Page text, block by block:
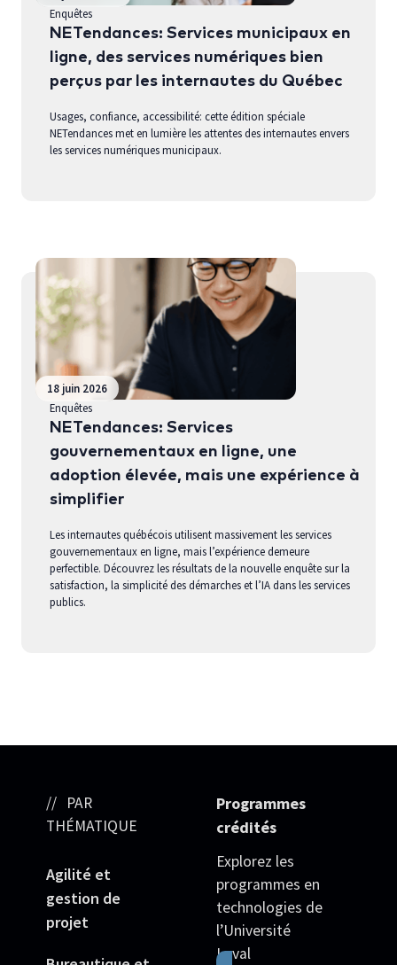
Enquêtes
NETendances: Services municipaux en
ligne, des services numériques bien
perçus par les internautes du Québec
Usages, confiance, accessibilité: cette édition spéciale
NETendances met en lumière les attentes des internautes envers
les services numériques municipaux.
18 juin 2026
Enquêtes
NETendances: Services
gouvernementaux en ligne, une
adoption élevée, mais une expérience à
simplifier
Les internautes québécois utilisent massivement les services
gouvernementaux en ligne, mais l’expérience demeure
perfectible. Découvrez les résultats de la nouvelle enquête sur la
satisfaction, la simplicité des démarches et l’IA dans les services
publics.
PAR
THÉMATIQUE
Agilité et
gestion de
projet
Programmes
crédités
Explorez les
programmes en
technologies de
l’Université
Laval